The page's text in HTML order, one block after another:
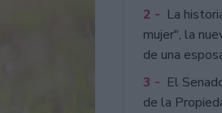
2 - La
mujer", la
de una
3 - El
de la